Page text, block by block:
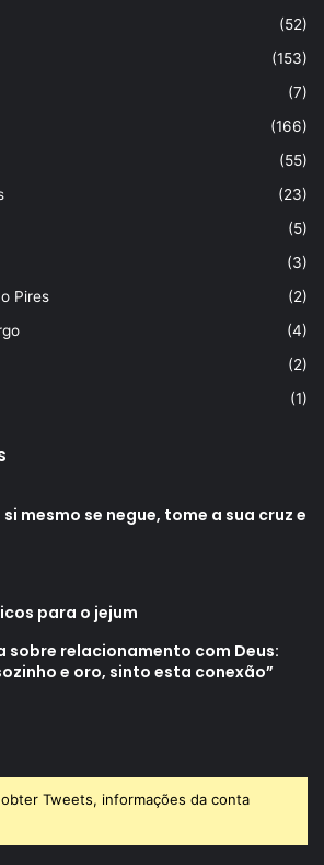
(52)
(153)
(7)
(166)
(55)
(23)
(5)
(3)
Pires
(2)
(4)
(2)
(1)
mesmo se negue, tome a sua cruz e
para o jejum
sobre relacionamento com Deus:
e oro, sinto esta conexão”
Tweets, informações da conta